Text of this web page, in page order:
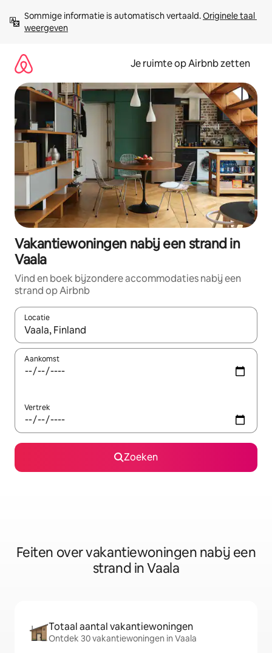
direct
naar
Sommige informatie is automatisch vertaald. Originele taal
weergeven
Je ruimte op Airbnb zetten
Vakantiewoningen nabij een strand in
Vaala
Vind en boek bijzondere accommodaties nabij een
strand op Airbnb
Locatie
Wanneer er suggesties beschikbaar zijn, maak je een keuze
Aankomst
Vertrek
Zoeken
Feiten over vakantiewoningen nabij een
strand in Vaala
Totaal aantal vakantiewoningen
Ontdek 30 vakantiewoningen in Vaala